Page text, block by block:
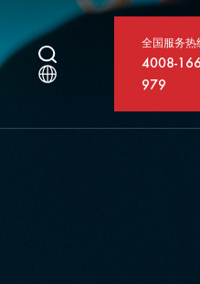
全国服务热
4008-
979